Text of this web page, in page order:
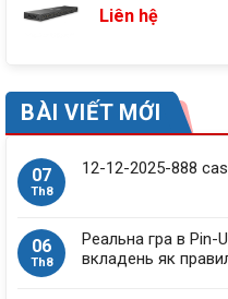
Liên hệ
BÀI VIẾT MỚI
07
Th8
12-12-2025-888
06
Th8
Реальна гра в Pin-
вкладень як